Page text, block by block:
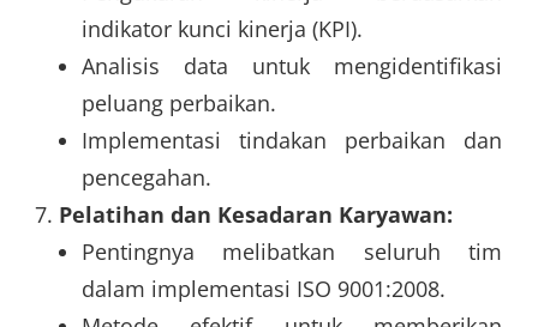
indikator kunci kinerja (KPI).
Analisis data untuk mengidentifikasi
peluang perbaikan.
Implementasi tindakan perbaikan dan
pencegahan.
Pelatihan dan Kesadaran Karyawan:
Pentingnya melibatkan seluruh tim
dalam implementasi ISO 9001:2008.